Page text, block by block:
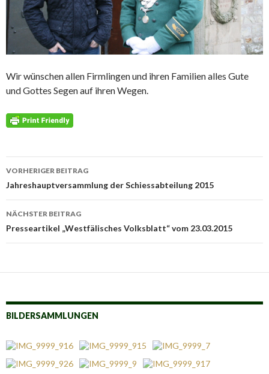
Wir wünschen allen Firmlingen und ihren Familien alles Gute
und Gottes Segen auf ihren Wegen.
Beitrags-
Navigation
VORHERIGER BEITRAG
Jahreshauptversammlung der Schiessabteilung 2015
NÄCHSTER BEITRAG
Presseartikel „Westfälisches Volksblatt“ vom 23.03.2015
BILDERSAMMLUNGEN